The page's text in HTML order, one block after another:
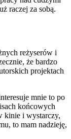
raczej za sobą.
reżyserów i
że bardzo
projektach
mnie to po
końcowych
kinie i wystarczy,
to mam nadzieję,